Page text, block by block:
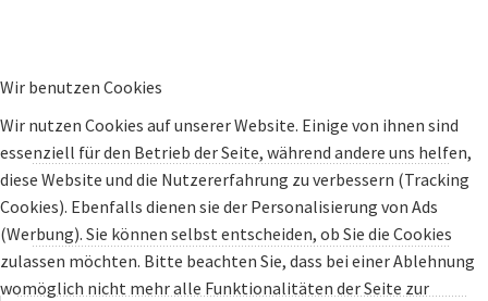
Wir benutzen Cookies
Wir nutzen Cookies auf unserer Website. Einige von ihnen sind
essenziell für den Betrieb der Seite, während andere uns helfen,
diese Website und die Nutzererfahrung zu verbessern (Tracking
Cookies). Ebenfalls dienen sie der Personalisierung von Ads
(Werbung). Sie können selbst entscheiden, ob Sie die Cookies
zulassen möchten. Bitte beachten Sie, dass bei einer Ablehnung
womöglich nicht mehr alle Funktionalitäten der Seite zur